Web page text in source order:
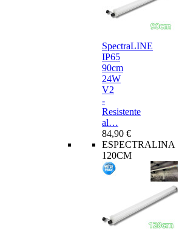
SpectraLINE
IP65
90cm
24W
V2
-
Resistente
al…
84,90 €
ESPECTRALINA
120CM